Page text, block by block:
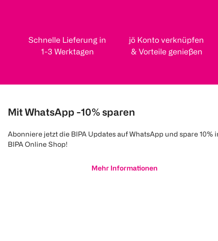
Schnelle Lieferung in
1-3 Werktagen
jö Konto verknüpfen
& Vorteile genießen
Mit WhatsApp -10% sparen
Abonniere jetzt die BIPA Updates auf WhatsApp und spare 10%
BIPA Online Shop!
Mehr Informationen